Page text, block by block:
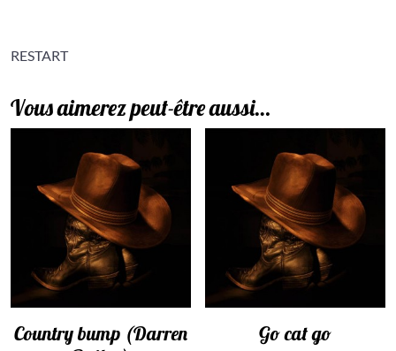
RESTART
Vous aimerez peut-être aussi…
Country bump (Darren
Go cat go